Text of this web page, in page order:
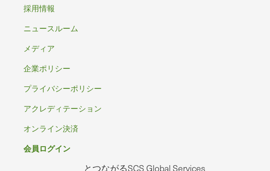
フ
ッ
タ
ー
採用情報
ニュースルーム
メディア
企業ポリシー
プライバシーポリシー
アクレディテーション
オンライン決済
会員ログイン
とつながるSCS Global Services